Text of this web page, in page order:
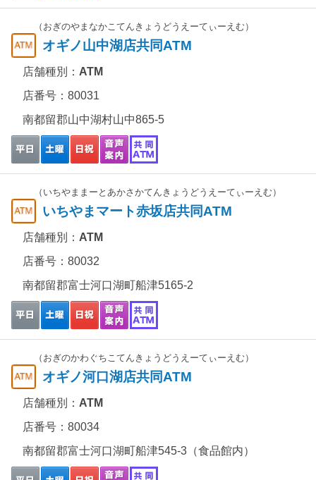
（おぎのやまなかこてんきょうどうえーてぃーえむ）
オギノ山中湖店共同ATM
店舗種別： ATM
店番号：80031
南都留郡山中湖村山中865-5
（いちやままーとあかさかてんきょうどうえーてぃーえむ）
いちやまマート赤坂店共同ATM
店舗種別： ATM
店番号：80032
南都留郡富士河口湖町船津5165-2
（おぎのかわぐちこてんきょうどうえーてぃーえむ）
オギノ河口湖店共同ATM
店舗種別： ATM
店番号：80034
南都留郡富士河口湖町船津545-3（食品館内）